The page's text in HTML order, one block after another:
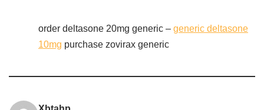
order deltasone 20mg generic – generic deltasone
10mg purchase zovirax generic